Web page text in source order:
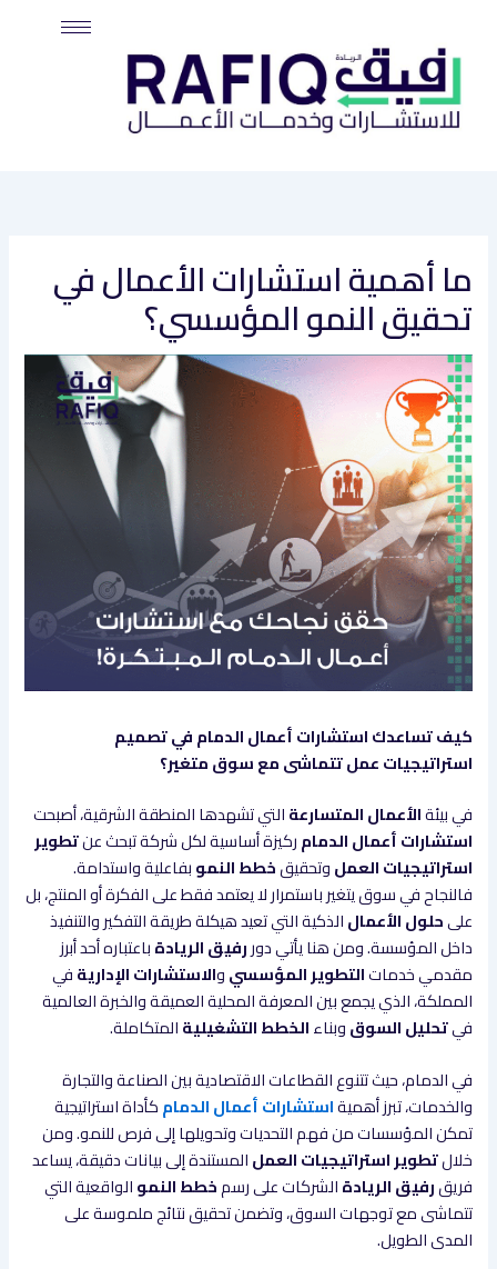
المحتوى
ما أهمية استشارات الأعمال في
تحقيق النمو المؤسسي؟
كيف تساعدك استشارات أعمال الدمام في تصميم
استراتيجيات عمل تتماشى مع سوق متغير؟
في بيئةالأعمال المتسارعةالتي تشهدها المنطقة الشرقية، أصبحت
استشارات أعمال الدمامركيزة أساسية لكل شركة تبحث عنتطوير
استراتيجيات العملوتحقيقخطط النموبفاعلية واستدامة.
فالنجاح في سوق يتغير باستمرار لا يعتمد فقط على الفكرة أو المنتج، بل
علىحلول الأعمالالذكية التي تعيد هيكلة طريقة التفكير والتنفيذ
داخل المؤسسة. ومن هنا يأتي دوررفيق الريادةباعتباره أحد أبرز
مقدمي خدماتالتطوير المؤسسيوالاستشارات الإداريةفي
المملكة، الذي يجمع بين المعرفة المحلية العميقة والخبرة العالمية
فيتحليل السوقوبناءالخطط التشغيليةالمتكاملة.
في الدمام، حيث تتنوع القطاعات الاقتصادية بين الصناعة والتجارة
والخدمات، تبرز أهميةاستشارات أعمال الدمامكأداة استراتيجية
تمكن المؤسسات من فهم التحديات وتحويلها إلى فرص للنمو. ومن
خلالتطوير استراتيجيات العملالمستندة إلى بيانات دقيقة، يساعد
فريقرفيق الريادةالشركات على رسمخطط النموالواقعية التي
تتماشى مع توجهات السوق، وتضمن تحقيق نتائج ملموسة على
المدى الطويل.